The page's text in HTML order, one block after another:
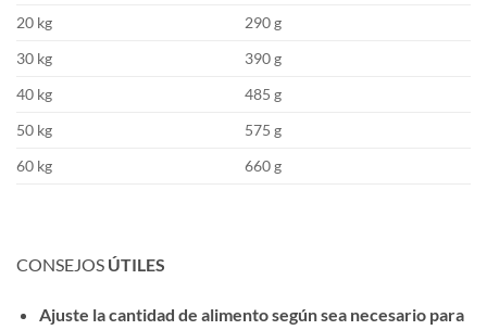
20 kg
290 g
30 kg
390 g
40 kg
485 g
50 kg
575 g
60 kg
660 g
CONSEJOS ÚTILES
Ajuste la cantidad de alimento según sea necesario para